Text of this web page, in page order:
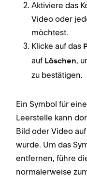
Aktiviere das
Video oder
möchtest.
Klicke auf das
auf Löschen,
zu bestätigen.
Ein Symbol für
Leerstelle kann
Bild oder Video
wurde. Um das
entfernen, führe
normalerweise